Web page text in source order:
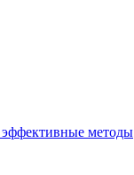
эффективные методы